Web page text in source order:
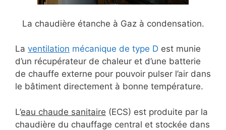
La chaudière étanche à Gaz à condensation.
La ventilation mécanique de type D est munie
d’un récupérateur de chaleur et d’une batterie
de chauffe externe pour pouvoir pulser l’air dans
le bâtiment directement à bonne température.
L’eau chaude sanitaire (ECS) est produite par la
chaudière du chauffage central et stockée dans